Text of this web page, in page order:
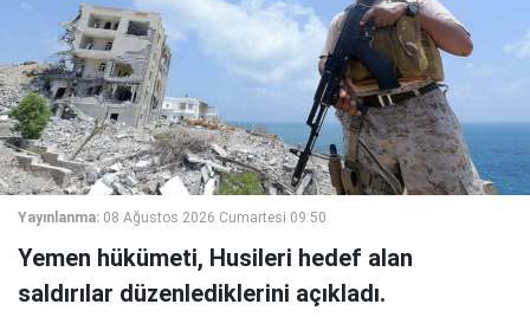
Yayınlanma: 08 Ağustos 2026 Cumartesi 09:50
Yemen hükümeti, Husileri hedef alan
saldırılar düzenlediklerini açıkladı.